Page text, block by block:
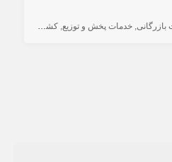
بازرگانی خدمات پخش و توزیع کشاورزی و دامداری